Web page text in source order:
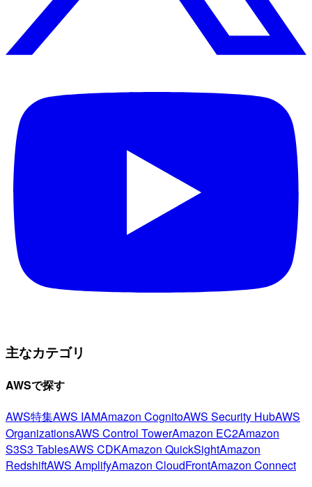
主なカテゴリ
AWSで探す
AWS特集AWS IAMAmazon CognitoAWS Security HubAWS
OrganizationsAWS Control TowerAmazon EC2Amazon
S3S3 TablesAWS CDKAmazon QuickSightAmazon
RedshiftAWS AmplifyAmazon CloudFrontAmazon Connect